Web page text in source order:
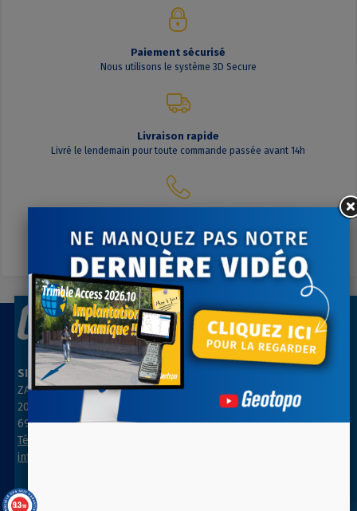
Paiement sécurisé
Nous utilisons le système 3D Secure
Livraison rapide
Livré le lendemain pour toute commande passée avant 14h
A votre écoute du lundi au vendredi
SIÈGE SOCIAL
ZAC des Grillons
208, rue de l’Ancienne Distillerie
69400 GLEIZÉ
Tél : 04 74 69 94 00
info@geotopo.fr
AGENCE PARIS NORD
ZA Les belles vues
3, rue des Prés
91290 ARPAJON
9.3/10